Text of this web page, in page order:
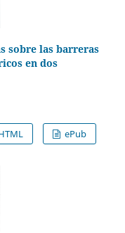
sobre las barreras
en dos
ePub